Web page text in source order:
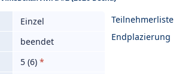
Teilnehmerliste
Endplazierung
Einzel
beendet
5 (6) *